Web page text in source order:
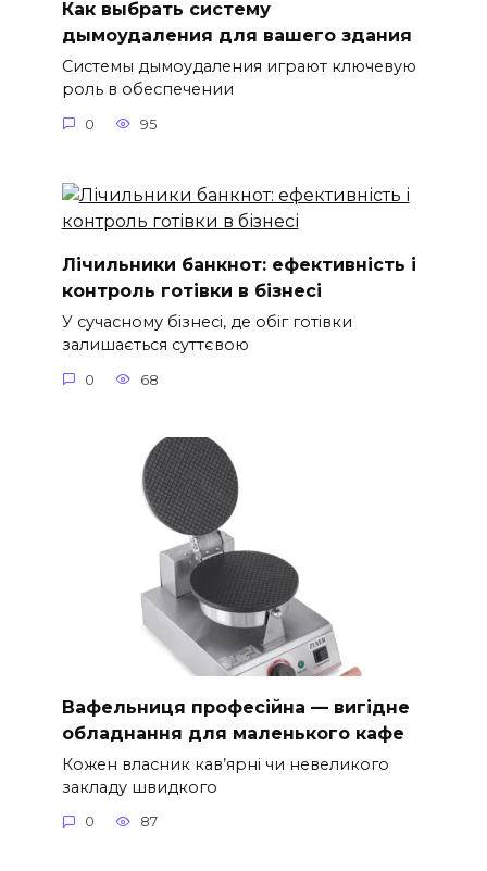
Как выбрать систему
дымоудаления для вашего здания
Системы дымоудаления играют ключевую
роль в обеспечении
0 95
Лічильники банкнот: ефективність і
контроль готівки в бізнесі
У сучасному бізнесі, де обіг готівки
залишається суттєвою
0 68
Вафельниця професійна — вигідне
обладнання для маленького кафе
Кожен власник кав’ярні чи невеликого
закладу швидкого
0 87